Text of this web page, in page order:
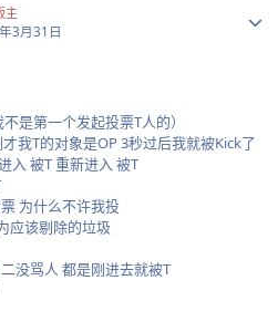
主
3月31日
是第一个发起投票T人的）
我T的对象是OP 3秒过后我就被Kick了
入 被T 重新进入 被T
为什么不许我投
应该剔除的垃圾
没骂人 都是刚进去就被T